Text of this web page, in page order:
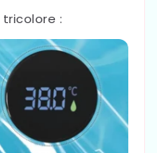
tricolore :